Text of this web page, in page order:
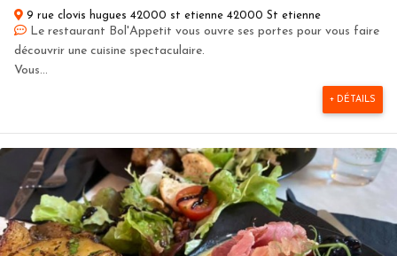
9 rue clovis hugues 42000 st etienne 42000 St etienne
Le restaurant Bol'Appetit vous ouvre ses portes pour vous faire
découvrir une cuisine spectaculaire.
Vous...
+ DÉTAILS